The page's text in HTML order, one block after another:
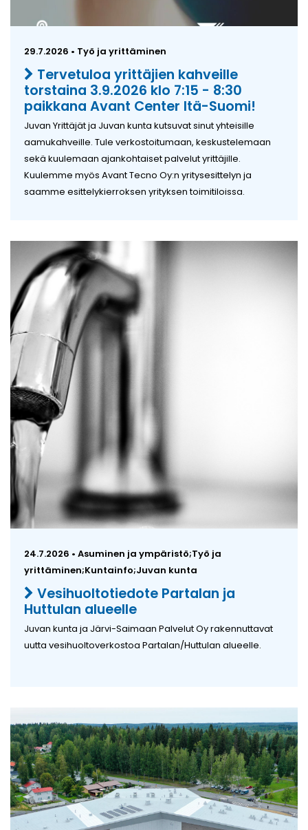
29.7.2026 • Työ ja yrittäminen
Tervetuloa yrittäjien kahveille
torstaina 3.9.2026 klo 7:15 - 8:30
paikkana Avant Center Itä-Suomi!
Juvan Yrittäjät ja Juvan kunta kutsuvat sinut yhteisille
aamukahveille. Tule verkostoitumaan, keskustelemaan
sekä kuulemaan ajankohtaiset palvelut yrittäjille.
Kuulemme myös Avant Tecno Oy:n yritysesittelyn ja
saamme esittelykierroksen yrityksen toimitiloissa.
24.7.2026 • Asuminen ja ympäristö;Työ ja
yrittäminen;Kuntainfo;Juvan kunta
Vesihuoltotiedote Partalan ja
Huttulan alueelle
Juvan kunta ja Järvi-Saimaan Palvelut Oy rakennuttavat
uutta vesihuoltoverkostoa Partalan/Huttulan alueelle.